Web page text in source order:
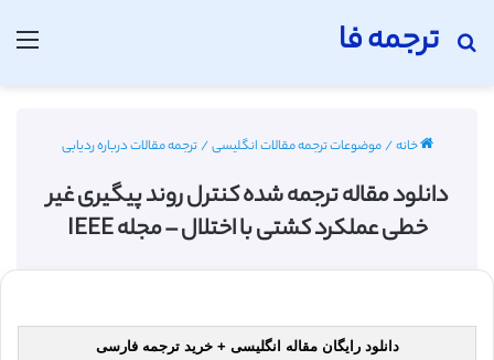
ترجمه فا
جستجو برای
خانه/موضوعات ترجمه مقالات انگلیسی/ترجمه مقالات درباره ردیابی
دانلود مقاله ترجمه شده کنترل روند پیگیری غیر
خطی عملکرد کشتی با اختلال – مجله IEEE
دانلود رایگان مقاله انگلیسی + خرید ترجمه فارسی